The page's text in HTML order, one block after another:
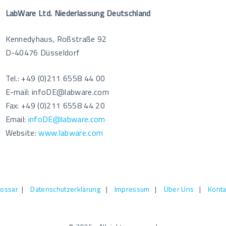
LabWare Ltd. Niederlassung Deutschland
Kennedyhaus, Roßstraße 92
D-40476 Düsseldorf
Tel.: +49 (0)211 6558 44 00
E-mail: infoDE@labware.com
Fax: +49 (0)211 6558 44 20
Email: infoDE@labware.com
Website:www.labware.com
|Datenschutzerklärung| Impressum | Über Uns |